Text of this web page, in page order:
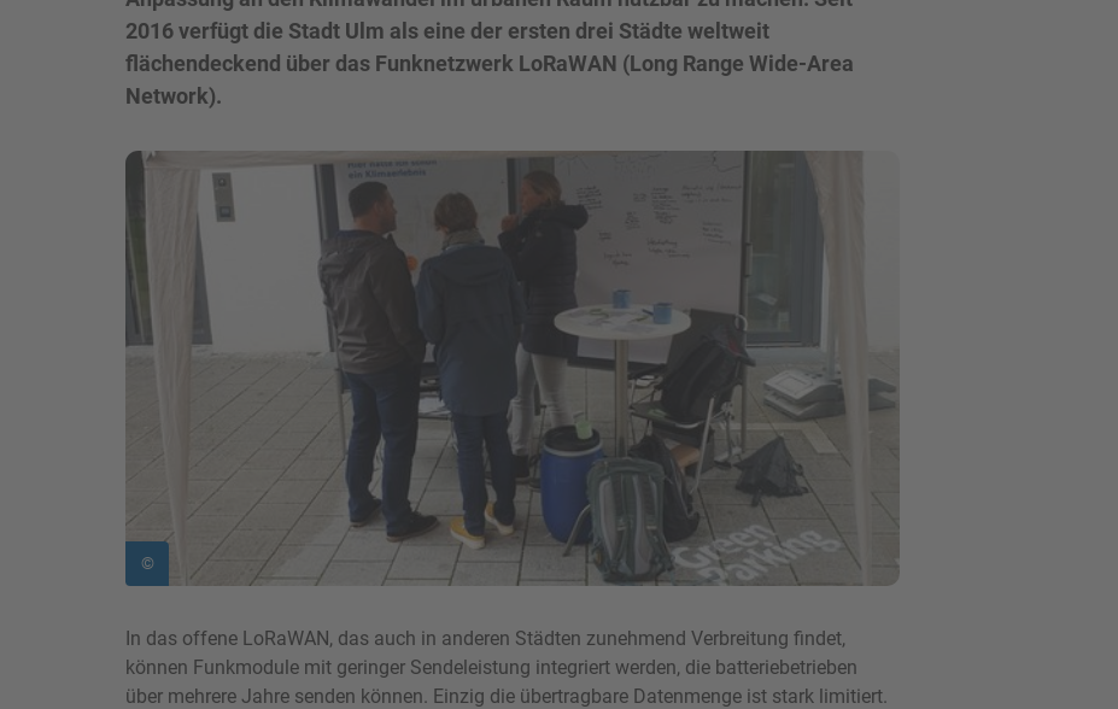
2016 verfügt die Stadt Ulm als eine der ersten drei Städte weltweit
flächendeckend über das Funknetzwerk LoRaWAN (Long Range Wide-Area
Network).
Bild in Lightbox zeigen
©
In das offene LoRaWAN, das auch in anderen Städten zunehmend Verbreitung findet,
können Funkmodule mit geringer Sendeleistung integriert werden, die batteriebetrieben
über mehrere Jahre senden können. Einzig die übertragbare Datenmenge ist stark limitiert.